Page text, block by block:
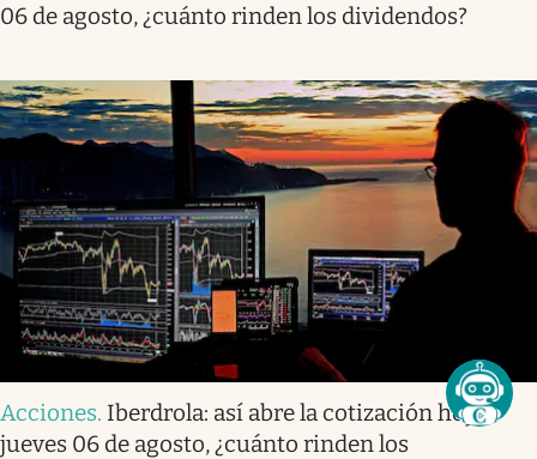
06 de agosto, ¿cuánto rinden los dividendos?
Acciones. Iberdrola: así abre la cotización hoy
jueves 06 de agosto, ¿cuánto rinden los